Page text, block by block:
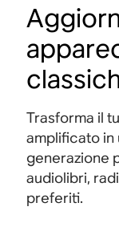
Trasforma il
amplificato in
generazione
audiolibri,
preferiti.